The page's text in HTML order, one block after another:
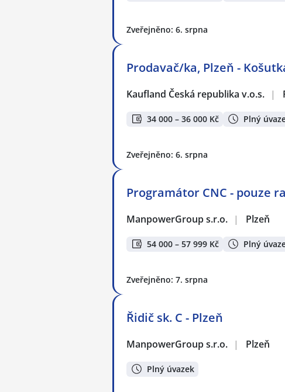
Zveřejněno: 6. srpna
Prodavač/ka, Plzeň -
Kaufland Česká republika v.o.s. |
34 000 – 36 000 Kč Plný
Zveřejněno: 6. srpna
Programátor CNC - pouze
ManpowerGroup s.r.o. | Plzeň
54 000 – 57 999 Kč Plný
Zveřejněno: 7. srpna
Řidič sk. C - Plzeň
ManpowerGroup s.r.o. | Plzeň
Plný úvazek